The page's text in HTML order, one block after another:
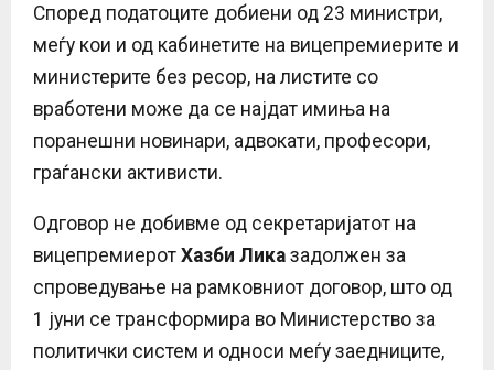
Според податоците добиени од 23 министри,
меѓу кои и од кабинетите на вицепремиерите и
министерите без ресор, на листите со
вработени може да се најдат имиња на
поранешни новинари, адвокати, професори,
граѓански активисти.
Одговор не добивме од секретаријатот на
вицепремиерот Хазби Лика задолжен за
спроведување на рамковниот договор, што од
1 јуни се трансформира во Министерство за
политички систем и односи меѓу заедниците,